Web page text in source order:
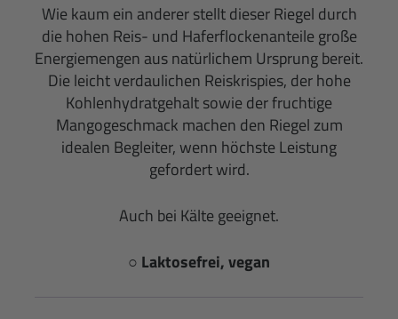
Wie kaum ein anderer stellt dieser Riegel durch
die hohen Reis- und Haferflockenanteile große
Energiemengen aus natürlichem Ursprung bereit.
Die leicht verdaulichen Reiskrispies, der hohe
Kohlenhydratgehalt sowie der fruchtige
Mangogeschmack machen den Riegel zum
idealen Begleiter, wenn höchste Leistung
gefordert wird.
Auch bei Kälte geeignet.
○ Laktosefrei, vegan